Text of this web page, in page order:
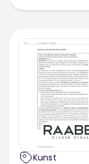
Kunst